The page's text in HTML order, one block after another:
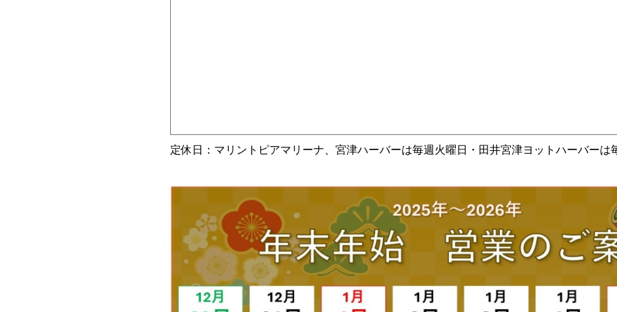
定休日：マリントピアマリーナ、宮津ハーバーは毎週火曜日・田井宮津ヨットハーバーは